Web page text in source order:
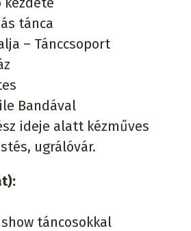
tánca
– Tánccsoport
Bandával
ideje alatt kézműves
ugrálóvár.
táncosokkal